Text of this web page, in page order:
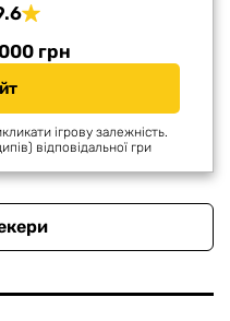
грн
ігрову залежність.
відповідальної гри